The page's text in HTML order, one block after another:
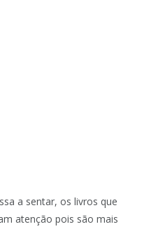
a sentar, os livros que
atenção pois são mais